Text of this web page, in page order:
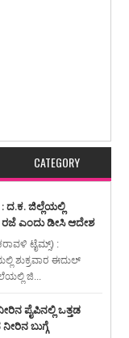
CATEGORY
ದ.ಕ. ಜಿಲ್ಲೆಯಲ್ಲಿ
ರಜೆ ಎಂದು ಡೀಸಿ ಆದೇಶ
ಟೈಮ್ಸ್) :
ಶುಕ್ರವಾರ ಈದುಲ್
ಜಿ...
ಪೈಪಿನಲ್ಲಿ ಒತ್ತಡ
ಬುಗ್ಗೆ